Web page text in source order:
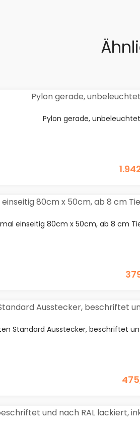
Pylon gerade,
einseitig 80cm x 50cm, ab 8 cm
Standard Ausstecker, beschriftet